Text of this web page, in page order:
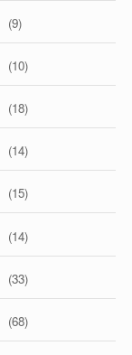
(9)
(10)
(18)
(14)
(15)
(14)
(33)
(68)